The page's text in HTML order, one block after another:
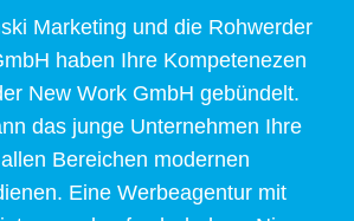
Marketing und die Rohwerder
haben Ihre Kompetenezen
New Work GmbH gebündelt.
das junge Unternehmen Ihre
Bereichen modernen
Eine Werbeagentur mit